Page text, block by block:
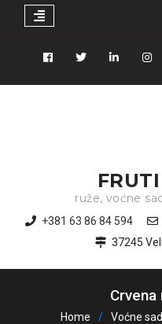
content
ruže, voćne
+381 63 86 84 594
37245
Home Voćne